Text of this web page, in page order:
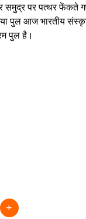
समुद्र पर पत्थर फेंकते
पुल आज भारतीय
पुल है।